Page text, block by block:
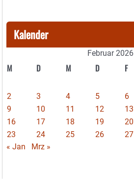
Kalender
Februar 2026
M D M D F
2
3 4 5 6
9
10 11 12 13
16
17 18 19 20
23
24 25 26 27
« Jan
Mrz »